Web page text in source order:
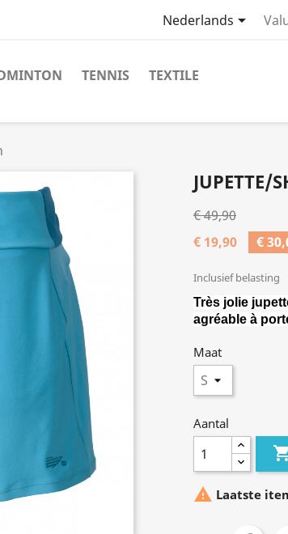
Nederlands
TENNIS TEXTILE
JUPETTE/
€ 49,90
€ 19,90
€
Inclusief belasting
Très jolie
agréable à
Maat
Aantal
 Laatste